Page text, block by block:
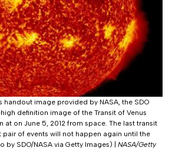
handout image provided by NASA, the SDO
definition image of the Transit of Venus
at on June 5, 2012 from space. The last transit
pair of events will not happen again until the
by SDO/NASA via Getty Images)
NASA/Getty